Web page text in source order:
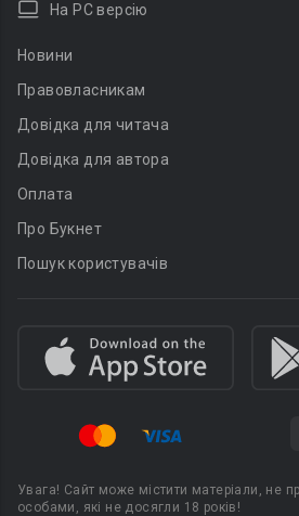
На PC версію
Новини
Правовласникам
Довідка для читача
Довідка для автора
Оплата
Про Букнет
Пошук користувачів
Увага! Сайт може містити матеріали, не
особами, які не досягли 18 років!